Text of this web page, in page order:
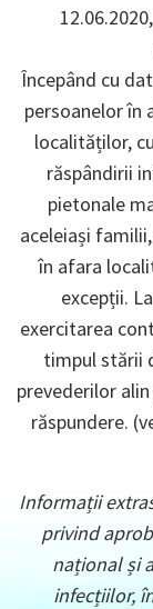
Începând cu
persoanelor în
localităților,
răspândirii
pietonale
aceleiași
în afara
excepții.
exercitarea
timpul stării
prevederilor
răspundere.
Informații
privind
național și
infecțiilor,